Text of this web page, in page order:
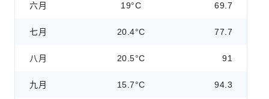
六月 19°C 69.7
七月 20.4°C 77.7
八月 20.5°C 91
九月 15.7°C 94.3